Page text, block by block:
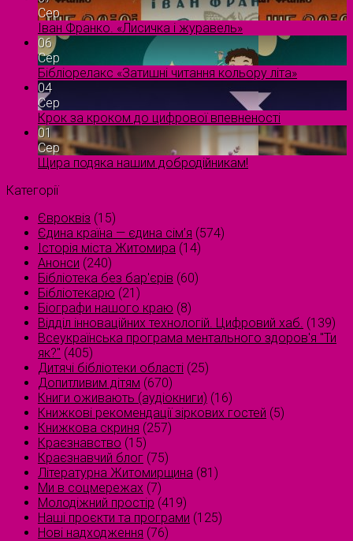
Сер
Іван Франко. «Лисичка і журавель»
06
Сер
Бібліорелакс «Затишні читання кольору літа»
04
Сер
Крок за кроком до цифрової впевненості
01
Сер
Щира подяка нашим добродійникам!
Категорії
Євроквіз (15)
Єдина країна — єдина сім’я (574)
Історія міста Житомира (14)
Анонси (240)
Бібліотека без бар'єрів (60)
Бібліотекарю (21)
Біографи нашого краю (8)
Відділ інноваційних технологій. Цифровий хаб. (139)
Всеукраїнська програма ментального здоров'я "Ти
як?" (405)
Дитячі бібліотеки області (25)
Допитливим дітям (670)
Книги оживають (аудіокниги) (16)
Книжкові рекомендації зіркових гостей (5)
Книжкова скриня (257)
Краєзнавство (15)
Краєзнавчий блог (75)
Літературна Житомирщина (81)
Ми в соцмережах (7)
Молодіжний простір (419)
Наші проєкти та програми (125)
Нові надходження (76)